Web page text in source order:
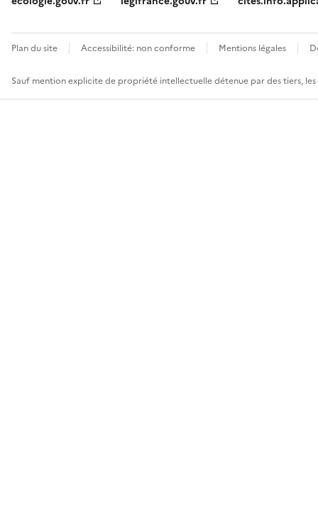
Plan du site Accessibilité: non conforme Mentions légales
Sauf mention explicite de propriété intellectuelle détenue par des tiers,